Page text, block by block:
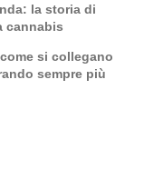
la storia di
cannabis
si collegano
sempre più